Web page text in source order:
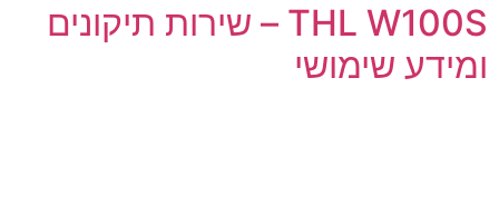
THL W100S – שירות תיקונים
ומידע שימושי